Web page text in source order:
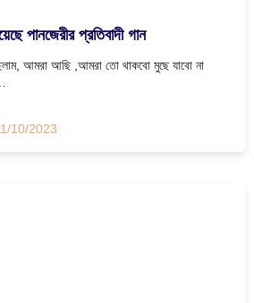
পানজেরীর প্রতিবাদী গান
আমরা আছি ,আমরা তো থাকবো মুছে যাবো না
10/2023